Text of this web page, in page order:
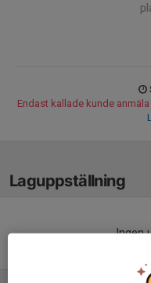
Endast kallade kunde
Laguppställning
Ingen